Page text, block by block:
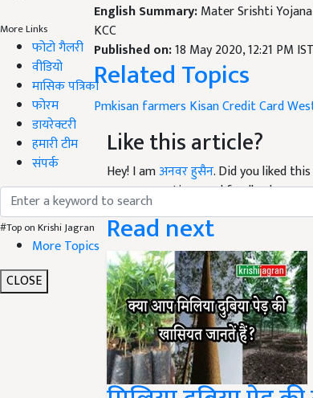
More Links
फोटो गैलरी
वीडियो
मासिक पत्रिका
फोरम
डायरेक्टरी
हमारी टीम
संपर्क
#Top on Krishi Jagran
More Topics
CLOSE
English Summary:Mater Srishti
KCC
Published on:18 May 2020, 12:21 PM IST
Related Topics
Pmkisanfarmers Kisan Credit Card
Like this article?
Hey! I amअनवर हुसैन. Did you liked
your suggestions and feedback.
Read next